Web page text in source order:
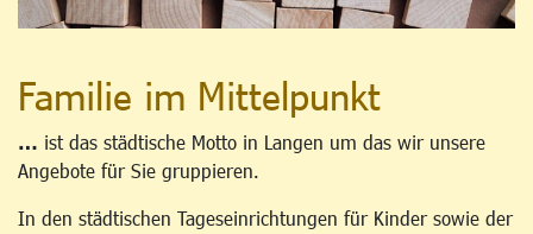
Familie im Mittelpunkt
… ist das städtische Motto in Langen um das wir unsere
Angebote für Sie gruppieren.
In den städtischen Tageseinrichtungen für Kinder sowie der